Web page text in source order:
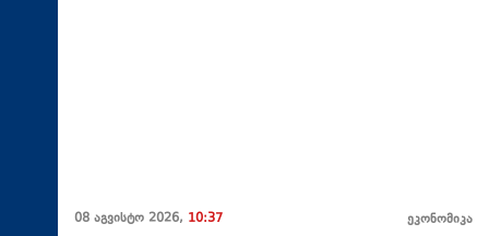
08 აგვისტო 2026, 10:37 ეკონომიკა